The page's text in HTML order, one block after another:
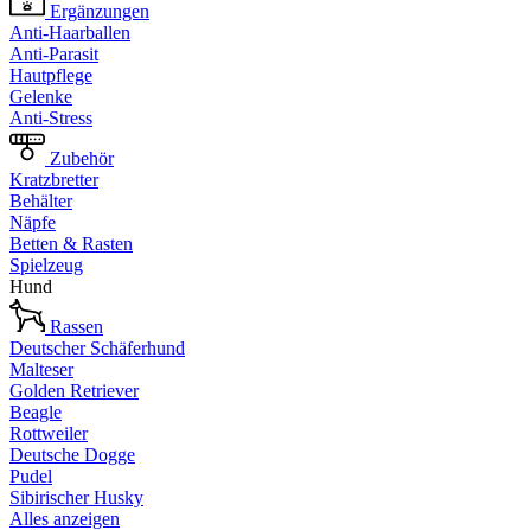
Ergänzungen
Anti-Haarballen
Anti-Parasit
Hautpflege
Gelenke
Anti-Stress
Zubehör
Kratzbretter
Behälter
Näpfe
Betten & Rasten
Spielzeug
Hund
Rassen
Deutscher Schäferhund
Malteser
Golden Retriever
Beagle
Rottweiler
Deutsche Dogge
Pudel
Sibirischer Husky
Alles anzeigen